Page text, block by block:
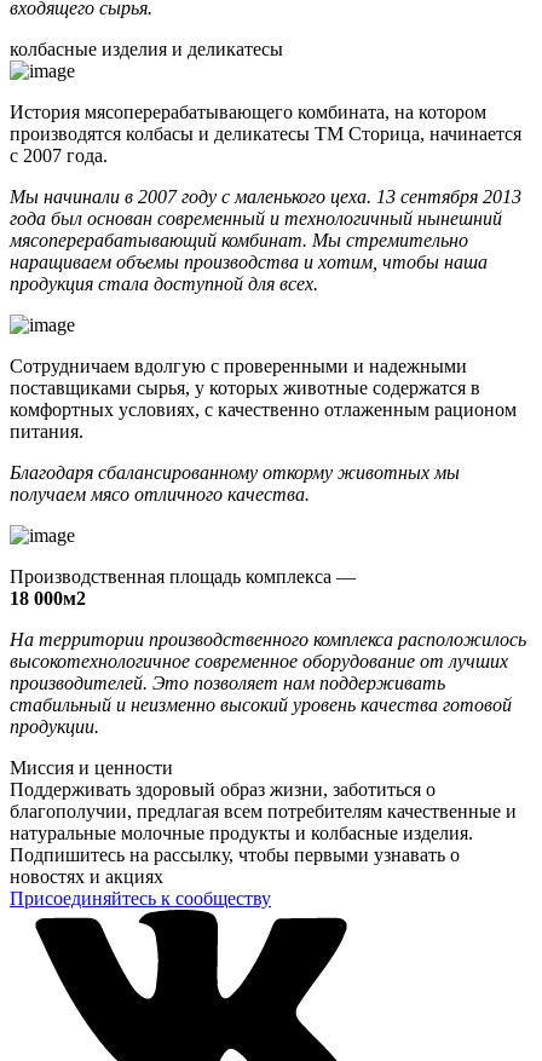
входящего сырья.
колбасные изделия и деликатесы
История мясоперерабатывающего комбината, на котором
производятся колбасы и деликатесы ТМ Сторица, начинается
с 2007 года.
Мы начинали в 2007 году с маленького цеха. 13 сентября 2013
года был основан современный и технологичный нынешний
мясоперерабатывающий комбинат. Мы стремительно
наращиваем объемы производства и хотим, чтобы наша
продукция стала доступной для всех.
Сотрудничаем вдолгую с проверенными и надежными
поставщиками сырья, у которых животные содержатся в
комфортных условиях, с качественно отлаженным рационом
питания.
Благодаря сбалансированному откорму животных мы
получаем мясо отличного качества.
Производственная площадь комплекса —
18 000м2
На территории производственного комплекса расположилось
высокотехнологичное современное оборудование от лучших
производителей. Это позволяет нам поддерживать
стабильный и неизменно высокий уровень качества готовой
продукции.
Миссия и ценности
Поддерживать здоровый образ жизни, заботиться о
благополучии, предлагая всем потребителям качественные и
натуральные молочные продукты и колбасные изделия.
Подпишитесь на рассылку, чтобы первыми узнавать о
новостях и акциях
Присоединяйтесь к сообществу